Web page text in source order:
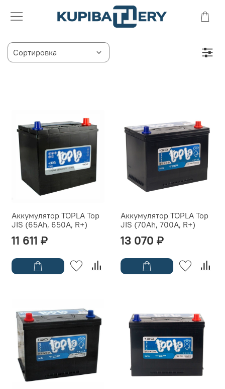
Аккумулятор TOPLA Top
JIS (65Ah, 650A, R+)
11 611 ₽
Аккумулятор TOPLA Top
JIS (70Ah, 700A, R+)
13 070 ₽